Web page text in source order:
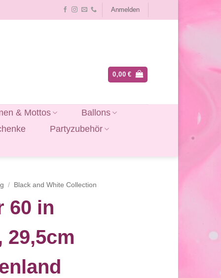
Anmelden
0,00€
& Mottos
Ballons
Partyzubehör
/ Black and White Collection
60 in
29,5cm